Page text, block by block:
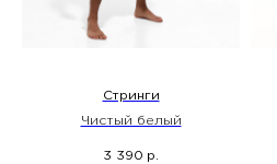
Стринги
Чистый белый
3 390 р.